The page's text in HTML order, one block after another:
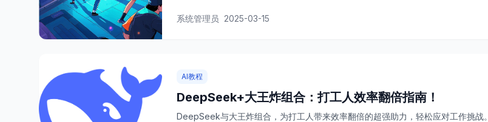
系统管理员 2025-03-15
AI教程
DeepSeek+大王炸组合：打工人效率翻倍指南！
DeepSeek与大王炸组合，为打工人带来效率翻倍的超强助力，轻松应对工作挑战。